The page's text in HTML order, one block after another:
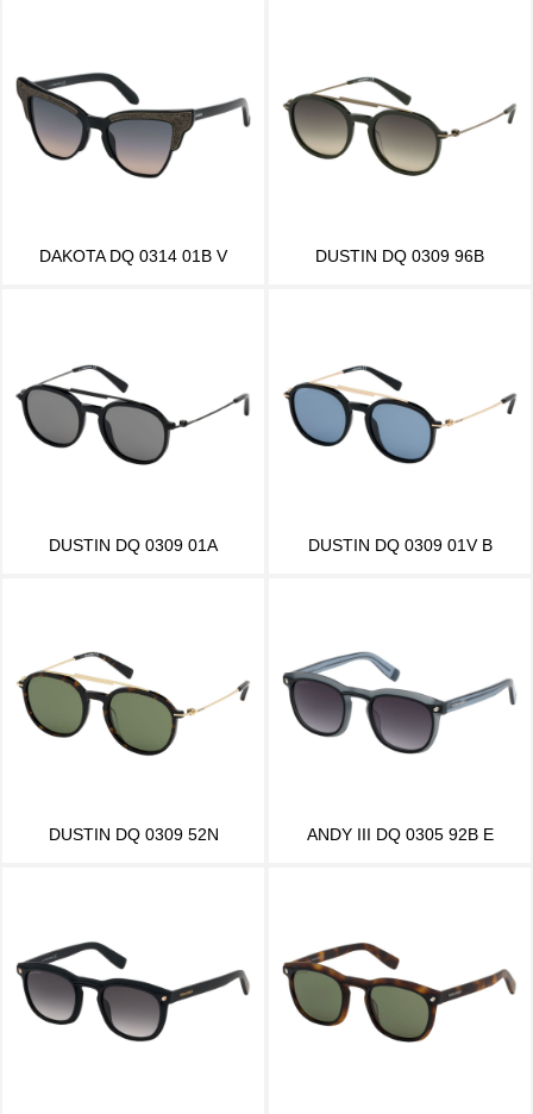
DAKOTA DQ 0314 01B V DUSTIN DQ 0309 96B
DUSTIN DQ 0309 01A DUSTIN DQ 0309 01V B
DUSTIN DQ 0309 52N ANDY III DQ 0305 92B E